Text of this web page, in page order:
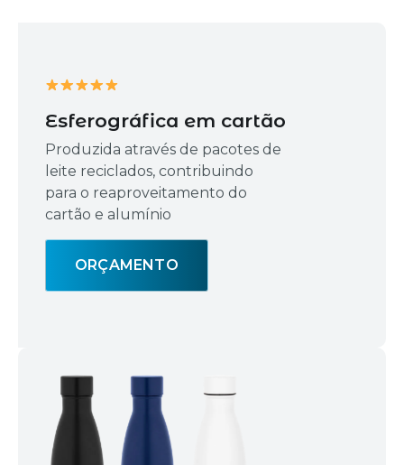
Esferográfica em cartão
Produzida através de pacotes de
leite reciclados, contribuindo
para o reaproveitamento do
cartão e alumínio
ORÇAMENTO